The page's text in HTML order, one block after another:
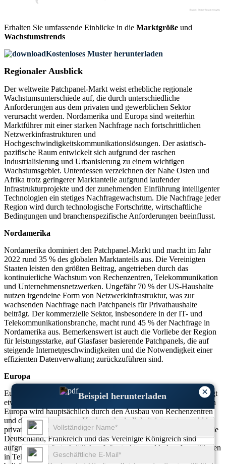
×
Beispiel herunterladen
Erhalten Sie umfassende Einblicke in die Marktgröße und
Wachstumstrends
Kostenloses Muster herunterladen
Regionaler Ausblick
Der weltweite Patchpanel-Markt weist erhebliche regionale
Wachstumsunterschiede auf, die durch unterschiedliche
Anforderungen aus dem privaten und gewerblichen Sektor
verursacht werden. Nordamerika und Europa sind weiterhin
Marktführer mit einer starken Nachfrage nach fortschrittlichen
Netzwerkinfrastrukturen und
Hochgeschwindigkeitskommunikationslösungen. Der asiatisch-
pazifische Raum entwickelt sich aufgrund der raschen
Industrialisierung und Urbanisierung zu einem wichtigen
Wachstumsgebiet. Unterdessen verzeichnen der Nahe Osten und
Afrika trotz geringerer Marktanteile aufgrund laufender
Infrastrukturprojekte und der zunehmenden Einführung intelligenter
Technologien ein stetiges Nachfragewachstum. Die Nachfrage jeder
Region wird durch technologische Fortschritte, wirtschaftliche
Bedingungen und branchenspezifische Anforderungen beeinflusst.
Nordamerika
Nordamerika dominiert den Patchpanel-Markt und macht im Jahr
2022 rund 35 % des globalen Marktanteils aus. Die Vereinigten
Staaten leisten den größten Beitrag, angetrieben durch das
kontinuierliche Wachstum von Rechenzentren, Telekommunikation
und Unternehmensnetzwerken. Ungefähr 70 % der US-Haushalte
nutzen irgendeine Form von Netzwerkinfrastruktur, was zur
wachsenden Nachfrage nach Patchpanels für Privathaushalte
beiträgt. Der kommerzielle Sektor, insbesondere in der IT- und
Telekommunikationsbranche, macht rund 45 % der Nachfrage in
Nordamerika aus. Bemerkenswert ist auch die Vorliebe der Region
für leistungsstarke, auf Glasfaser basierende Patchpanels, die auf
steigende Internetgeschwindigkeiten und die Notwendigkeit einer
effizienten Datenverwaltung zurückzuführen sind.
Europa
Europa hält den zweitgrößten Marktanteil für Patchpanels und trägt
etwa 30 % zum Weltmarkt bei. Die Nachfrage nach Patchpanels in
Europa wird hauptsächlich durch den Ausbau von Rechenzentren
und die Einführung von Hochgeschwindigkeitsinternet sowohl im
privaten als auch im gewerblichen Bereich angetrieben. Länder wie
Deutschland, Frankreich und das Vereinigte Königreich sind
aufgrund ihrer fortschrittlichen Infrastruktur und hohen Investitionen
in Telekommunikationsnetze führend auf dem Markt. Besonders